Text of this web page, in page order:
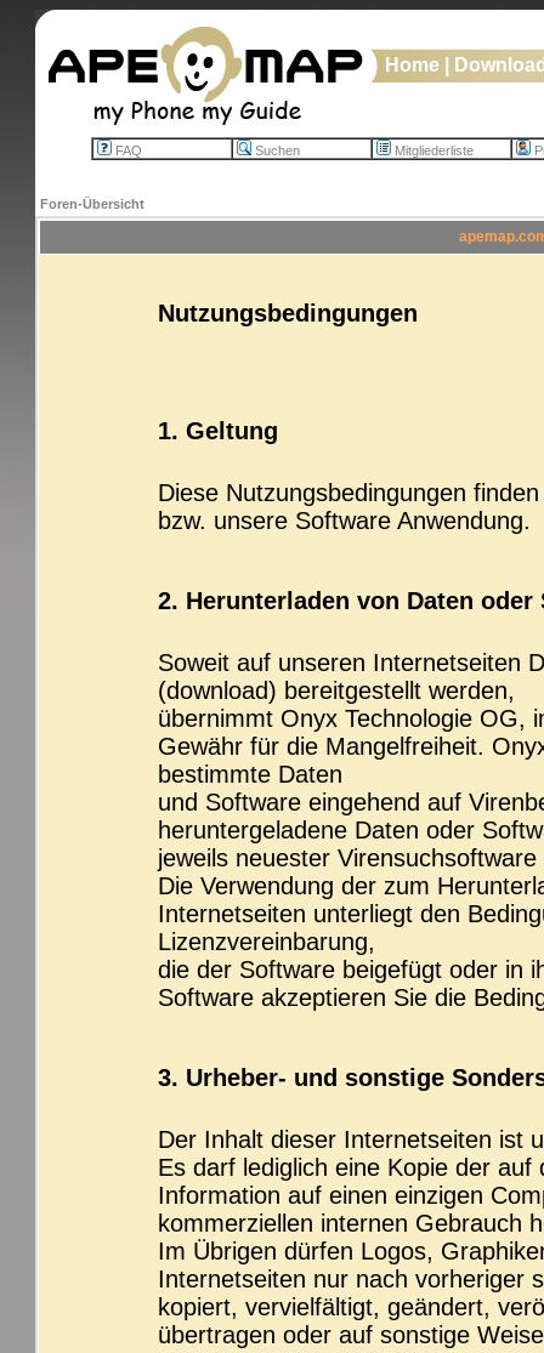
Home
FAQ Suchen Mitgliederliste
Foren-Übersicht
Nutzungsbedingungen
1. Geltung
Diese Nutzungsbedingungen
bzw. unsere Software Anwendung.
2. Herunterladen von Daten
Soweit auf unseren Internetseiten
(download) bereitgestellt werden,
übernimmt Onyx Technologie OG,
Gewähr für die Mangelfreiheit.
bestimmte Daten
und Software eingehend auf
heruntergeladene Daten oder
jeweils neuester
Die Verwendung der zum
Internetseiten unterliegt den
Lizenzvereinbarung,
die der Software beigefügt oder in
Software akzeptieren Sie die
3. Urheber- und sonstige
Der Inhalt dieser Internetseiten ist
Es darf lediglich eine Kopie der
Information auf einen einzigen
kommerziellen internen Gebrauch
Im Übrigen dürfen Logos,
Internetseiten nur nach vorheriger
kopiert, vervielfältigt, geändert,
übertragen oder auf sonstige